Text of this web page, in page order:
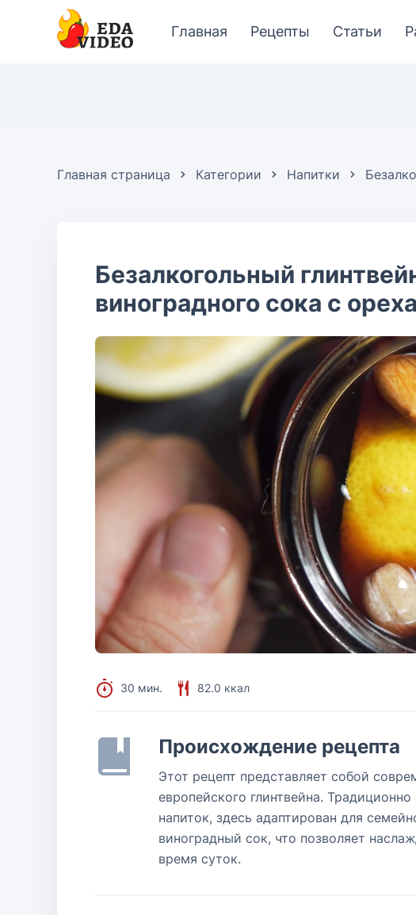
Главная Рецепты Статьи
Главная страница Категории Напитки
Безалкогольный
виноградного сока с
30 мин. 82.0 ккал
Происхождение рецепта
Этот рецепт представляет собой
европейского глинтвейна.
напиток, здесь адаптирован для
виноградный сок, что позволяет
время суток.